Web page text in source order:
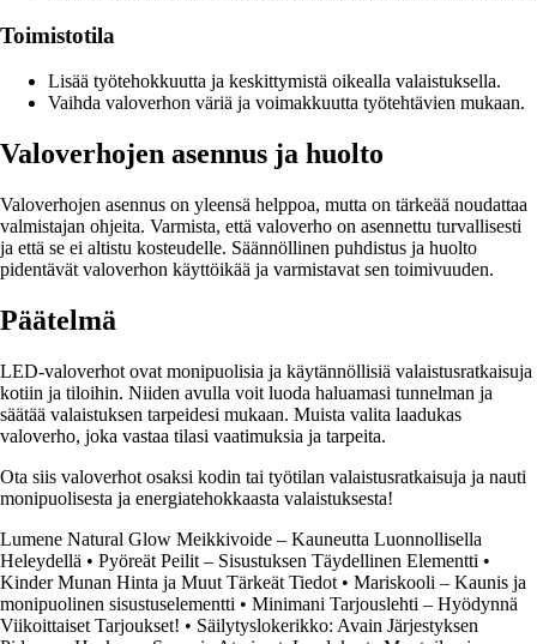
Toimistotila
Lisää työtehokkuutta ja keskittymistä oikealla valaistuksella.
Vaihda valoverhon väriä ja voimakkuutta työtehtävien mukaan.
Valoverhojen asennus ja huolto
Valoverhojen asennus on yleensä helppoa, mutta on tärkeää noudattaa
valmistajan ohjeita. Varmista, että valoverho on asennettu turvallisesti
ja että se ei altistu kosteudelle. Säännöllinen puhdistus ja huolto
pidentävät valoverhon käyttöikää ja varmistavat sen toimivuuden.
Päätelmä
LED-valoverhot ovat monipuolisia ja käytännöllisiä valaistusratkaisuja
kotiin ja tiloihin. Niiden avulla voit luoda haluamasi tunnelman ja
säätää valaistuksen tarpeidesi mukaan. Muista valita laadukas
valoverho, joka vastaa tilasi vaatimuksia ja tarpeita.
Ota siis valoverhot osaksi kodin tai työtilan valaistusratkaisuja ja nauti
monipuolisesta ja energiatehokkaasta valaistuksesta!
Lumene Natural Glow Meikkivoide – Kauneutta Luonnollisella
Heleydellä • Pyöreät Peilit – Sisustuksen Täydellinen Elementti •
Kinder Munan Hinta ja Muut Tärkeät Tiedot • Mariskooli – Kaunis ja
monipuolinen sisustuselementti • Minimani Tarjouslehti – Hyödynnä
Viikoittaiset Tarjoukset! • Säilytyslokerikko: Avain Järjestyksen